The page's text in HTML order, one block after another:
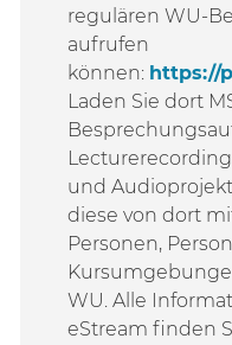
regulären WU-
aufrufen
können: https://
Laden Sie dort
und
diese von dort
Personen,
WU. Alle
eStream finden